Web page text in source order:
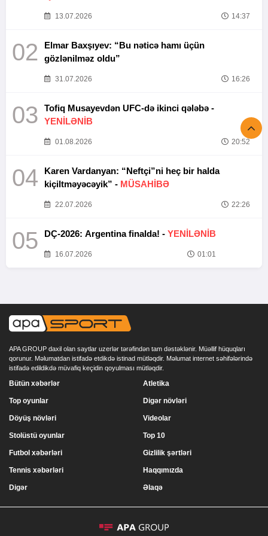
13.07.2026 14:37
02
Elmar Baxşıyev: “Bu nəticə hamı üçün
gözlənilməz oldu”
31.07.2026 16:26
03
Tofiq Musayevdən UFC-də ikinci qələbə -
YENİLƏNİB
01.08.2026 20:52
04
Karen Vardanyan: “Neftçi”ni heç bir halda
kiçiltməyəcəyik” - MÜSAHİBƏ
22.07.2026 22:26
05 DÇ-2026: Argentina finalda! - YENİLƏNİB
16.07.2026 01:01
APA GROUP daxil olan saytlar uzerlər tərəfindən tam dəstəklənir. Müəllif hüquqları
qorunur. Məlumatdan istifadə etdikdə istinad mütləqdir. Məlumat internet səhifələrində
istifadə edildikdə müvafiq keçidin qoyulması mütləqdir.
Bütün xəbərlər
Top oyunlar
Döyüş növləri
Stolüstü oyunlar
Atletika
Digər növləri
Videolar
Top 10
Futbol xəbərləri
Tennis xəbərləri
Digər
Gizlilik şərtləri
Haqqımızda
Əlaqə